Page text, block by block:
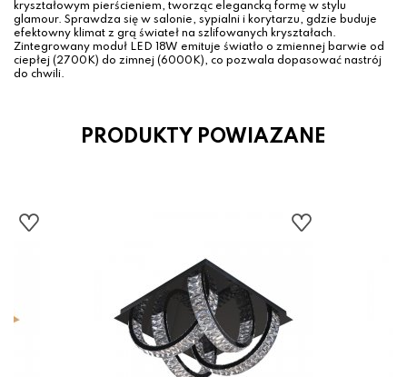
kryształowym pierścieniem, tworząc elegancką formę w stylu
glamour. Sprawdza się w salonie, sypialni i korytarzu, gdzie buduje
efektowny klimat z grą świateł na szlifowanych kryształach.
Zintegrowany moduł LED 18W emituje światło o zmiennej barwie od
ciepłej (2700K) do zimnej (6000K), co pozwala dopasować nastrój
do chwili.
PRODUKTY POWIAZANE